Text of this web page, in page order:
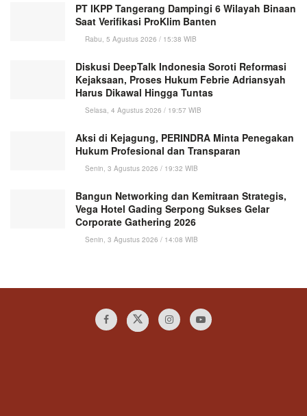
PT IKPP Tangerang Dampingi 6 Wilayah Binaan
Saat Verifikasi ProKlim Banten
Rabu, 5 Agustus 2026 / 15:38 WIB
Diskusi DeepTalk Indonesia Soroti Reformasi
Kejaksaan, Proses Hukum Febrie Adriansyah
Harus Dikawal Hingga Tuntas
Selasa, 4 Agustus 2026 / 19:57 WIB
Aksi di Kejagung, PERINDRA Minta Penegakan
Hukum Profesional dan Transparan
Senin, 3 Agustus 2026 / 19:32 WIB
Bangun Networking dan Kemitraan Strategis,
Vega Hotel Gading Serpong Sukses Gelar
Corporate Gathering 2026
Senin, 3 Agustus 2026 / 14:08 WIB